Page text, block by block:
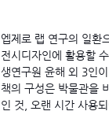
엡제로 랩 연구의 일환
전시디자인에 활용할
생연구원 윤해 외 3인
책의 구성은 박물관을
인 것, 오랜 시간 사용